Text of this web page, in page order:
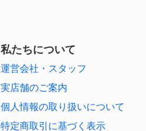
私たちについて
運営会社・スタッフ
実店舗のご案内
個人情報の取り扱いについて
特定商取引に基づく表示